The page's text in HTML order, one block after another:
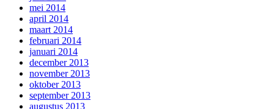
mei 2014
april 2014
maart 2014
februari 2014
januari 2014
december 2013
november 2013
oktober 2013
september 2013
augustus 2013